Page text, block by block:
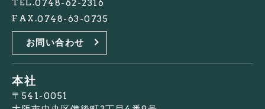
TEL.0748-62-2316
FAX.0748-63-0735
お問い合わせ
本社
〒541-0051